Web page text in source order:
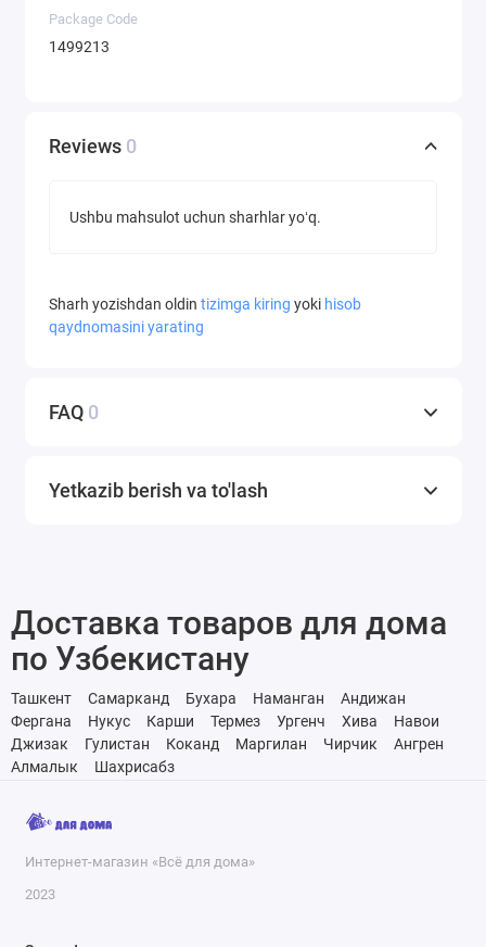
Package Code
1499213
Reviews 0
Ushbu mahsulot uchun sharhlar yoʻq.
Sharh yozishdan oldin tizimga kiring yoki hisob
qaydnomasini yarating
FAQ 0
Yetkazib berish va to'lash
Доставка товаров для дома
по Узбекистану
Ташкент Самарканд Бухара Наманган
Андижан
Фергана
Нукус Карши Термез Ургенч Хива
Навои
Джизак
Гулистан Коканд Маргилан Чирчик
Ангрен
Алмалык
Шахрисабз
Интернет-магазин «Всё для дома»
2023